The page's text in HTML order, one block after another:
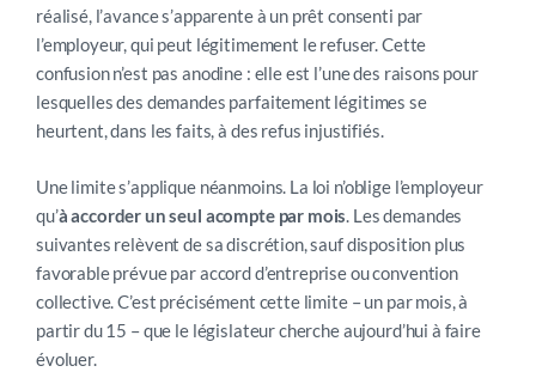
réalisé, l’avance s’apparente à un prêt consenti par
l’employeur, qui peut légitimement le refuser. Cette
confusion n’est pas anodine : elle est l’une des raisons pour
lesquelles des demandes parfaitement légitimes se
heurtent, dans les faits, à des refus injustifiés.
Une limite s’applique néanmoins. La loi n’oblige l’employeur
qu’à accorder un seul acompte par mois . Les demandes
suivantes relèvent de sa discrétion, sauf disposition plus
favorable prévue par accord d’entreprise ou convention
collective. C’est précisément cette limite –un par mois, à
partir du 15 –que le législateur cherche aujourd’hui à faire
évoluer.